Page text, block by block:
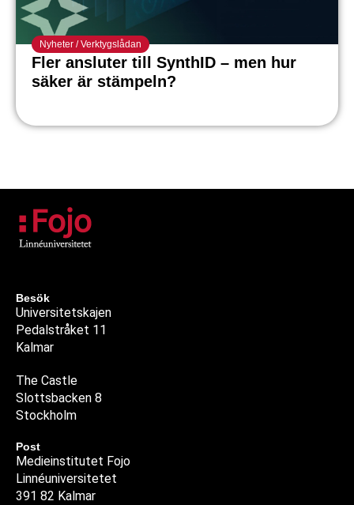
Nyheter /Verktygslådan
Fler ansluter till SynthID – men hur
säker är stämpeln?
Besök
Universitetskajen
Pedalstråket 11
Kalmar
The Castle
Slottsbacken 8
Stockholm
Post
Medieinstitutet Fojo
Linnéuniversitetet
391 82 Kalmar